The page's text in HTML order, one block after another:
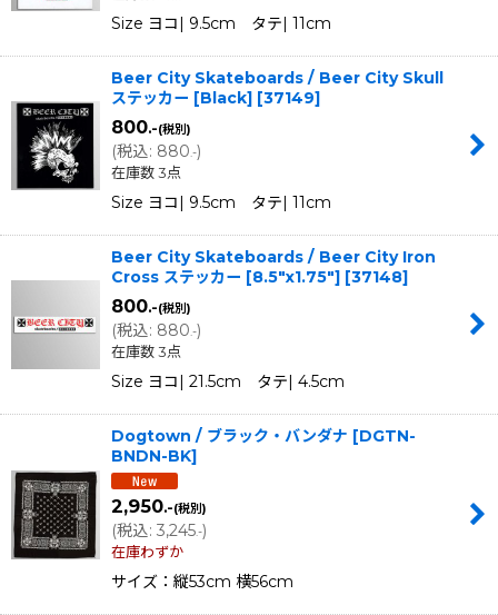
Size ヨコ| 9.5cm タテ| 11cm
Beer City Skateboards / Beer City Skull
ステッカー [Black] [37149]
800.-(税別)
(税込: 880.-)
在庫数 3点
Size ヨコ| 9.5cm タテ| 11cm
Beer City Skateboards / Beer City Iron
Cross ステッカー [8.5"x1.75"] [37148]
800.-(税別)
(税込: 880.-)
在庫数 3点
Size ヨコ| 21.5cm タテ| 4.5cm
Dogtown / ブラック・バンダナ [DGTN-
BNDN-BK]
2,950.-(税別)
(税込: 3,245.-)
在庫わずか
サイズ：縦53cm 横56cm